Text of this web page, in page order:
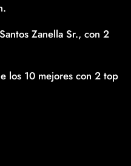
Zanella Sr., con 2
los 10 mejores con 2 top